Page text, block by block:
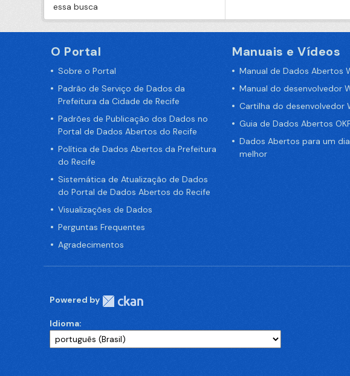
essa busca
O Portal
Sobre o Portal
Padrão de Serviço de Dados da
Prefeitura da Cidade de Recife
Padrões de Publicação dos Dados no
Portal de Dados Abertos do Recife
Política de Dados Abertos da Prefeitura
do Recife
Sistemática de Atualização de Dados
do Portal de Dados Abertos do Recife
Visualizações de Dados
Perguntas Frequentes
Agradecimentos
Manuais e Vídeos
Manual de Dados Abertos
Manual do desenvolvedor
Cartilha do desenvolvedor
Guia de Dados Abertos
Dados Abertos para um
melhor
Powered by
Idioma